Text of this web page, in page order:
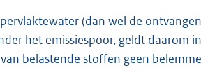
(dan wel de
het emissiespoor, geldt daarom
belastende stoffen geen